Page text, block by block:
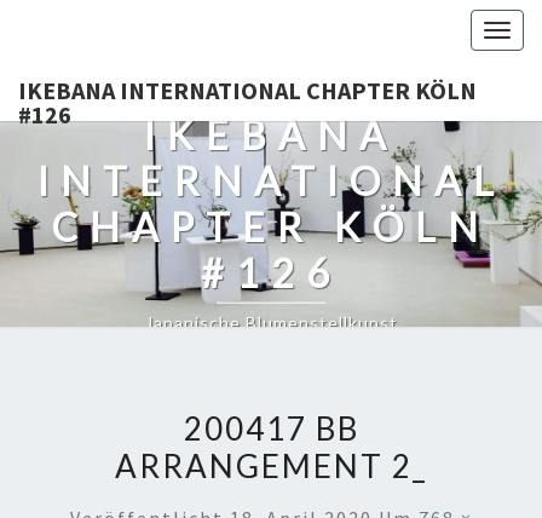
IKEBANA INTERNATIONAL CHAPTER KÖLN
#126
IKEBANA
INTERNATIONAL
CHAPTER KÖLN
#126
Japanische Blumenstellkunst
200417 BB
ARRANGEMENT 2_